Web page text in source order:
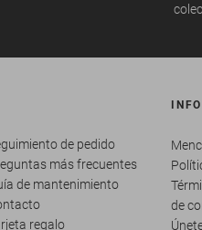
de pedido
más frecuentes
de mantenimiento
regalo
de